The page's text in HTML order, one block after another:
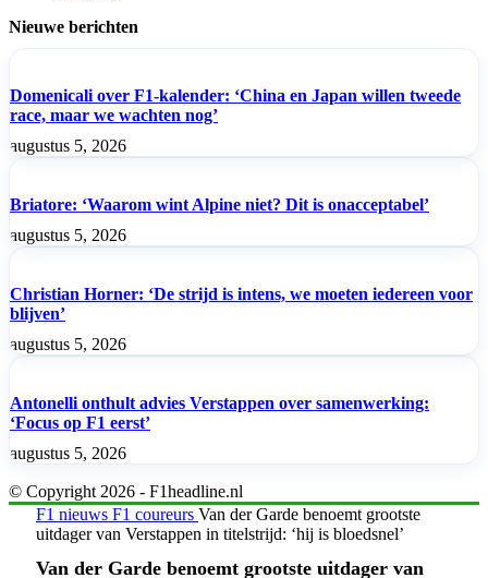
Nieuwe berichten
Domenicali over F1-kalender: ‘China en Japan willen tweede
race, maar we wachten nog’
augustus 5, 2026
Briatore: ‘Waarom wint Alpine niet? Dit is onacceptabel’
augustus 5, 2026
Christian Horner: ‘De strijd is intens, we moeten iedereen voor
blijven’
augustus 5, 2026
Antonelli onthult advies Verstappen over samenwerking:
‘Focus op F1 eerst’
augustus 5, 2026
© Copyright 2026 - F1headline.nl
F1 nieuws F1 coureurs Van der Garde benoemt grootste
uitdager van Verstappen in titelstrijd: ‘hij is bloedsnel’
Van der Garde benoemt grootste uitdager van